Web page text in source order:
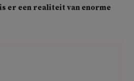
er een realiteit van enorme